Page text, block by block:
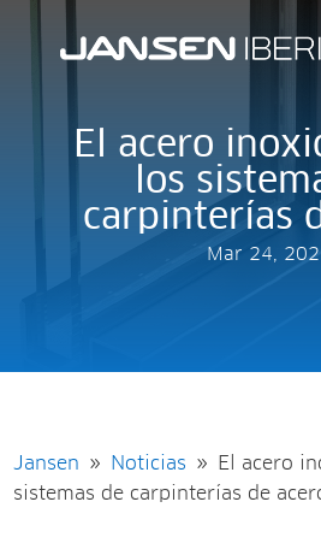
El acero
los
carpinterías
Mar 24,
Jansen 9 Noticias 9
El acero
sistemas de carpinterías de